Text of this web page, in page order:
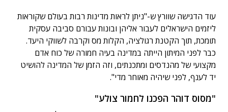
עוד הדגישה שוורץ ש-"ניתן לראות מדינות רבות בעולם שקוראות
ליזמים הישראלים לעבור אליהן ובונות עבורם סביבה עסקית
תומכת, תוך הקטנת רגולציה, הקלות מס וקרבה לשווקי היעד.
כבר לפני המיתון הייתה במדינה בעיה חמורה של כוח אדם
מקצועי של מהנדסים ומתכנתים, וזה הזמן של המדינה להושיט
יד לענף, לפני שיהיה מאוחר מדי".
"מסוס דוהר הפכנו לחמור צולע"